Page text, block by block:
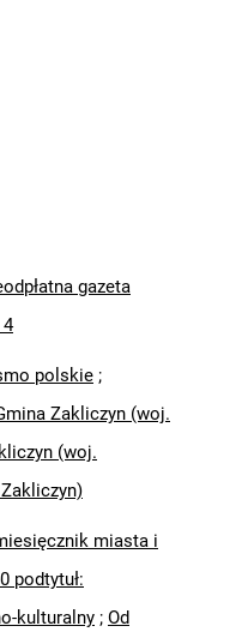
nieodpłatna
2024,
2024,
nieodpłatna
gazeta
polskie ;
Zakliczyn (woj.
(woj.
miasta i
podtytuł:
kulturalny ; Od